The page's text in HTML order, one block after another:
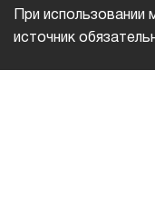
При использовании
источник